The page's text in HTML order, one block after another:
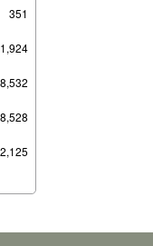
351
1,924
8,532